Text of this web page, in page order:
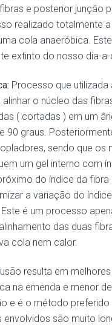
e posterior junção
realizado totalmente
cola anaeróbica.
extinto do nosso dia-a-
Processo que
o núcleo das
( cortadas ) em um
90 graus.
sendo que os
um gel interno com
do índice da fibra
a variação do
é um processo
das duas
cola nem calor.
resulta em
na emenda e menor
e é o método preferido
envolvidos são muito